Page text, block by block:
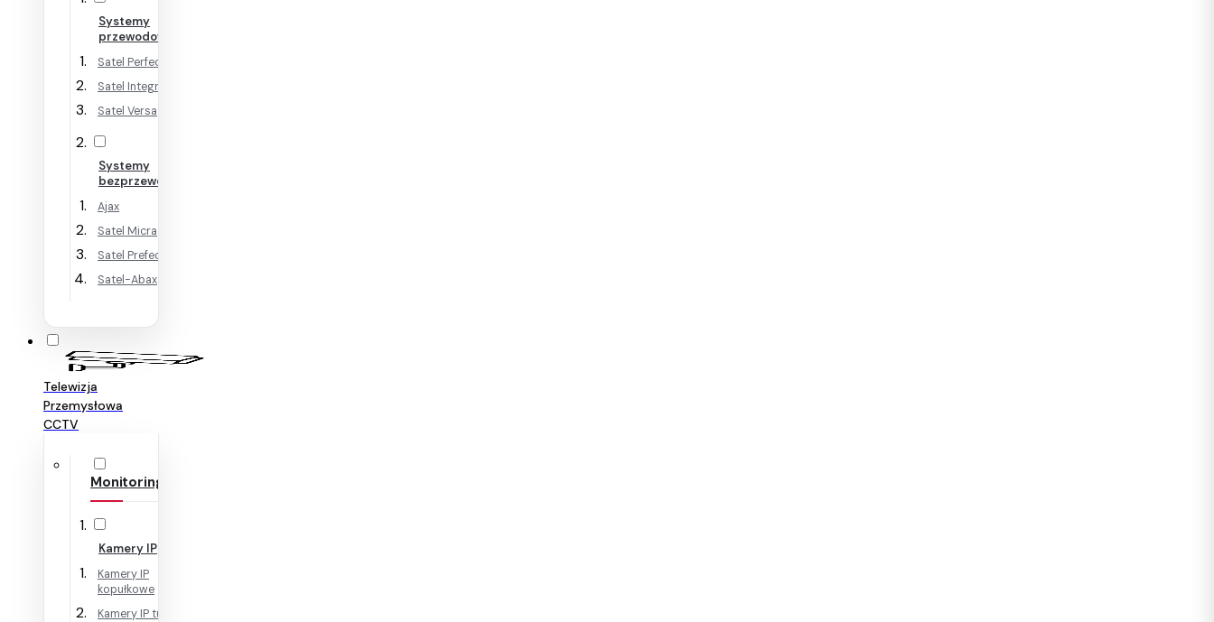
Systemy
przewodowe
Satel Perfecta
Satel Integra
Satel Versa
Systemy
bezprzewodowe
Ajax
Satel Micra
Satel Prefecta WRL
Satel-Abax
Telewizja
Przemysłowa
CCTV
Monitoring IP
Kamery IP
Kamery IP
kopułkowe
Kamery IP tubowe